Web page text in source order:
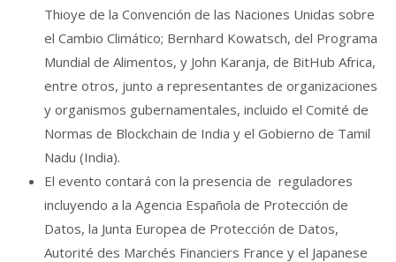
Thioye de la Convención de las Naciones Unidas sobre
el Cambio Climático; Bernhard Kowatsch, del Programa
Mundial de Alimentos, y John Karanja, de BitHub Africa,
entre otros, junto a representantes de organizaciones
y organismos gubernamentales, incluido el Comité de
Normas de Blockchain de India y el Gobierno de Tamil
Nadu (India).
El evento contará con la presencia de reguladores
incluyendo a la Agencia Española de Protección de
Datos, la Junta Europea de Protección de Datos,
Autorité des Marchés Financiers France y el Japanese